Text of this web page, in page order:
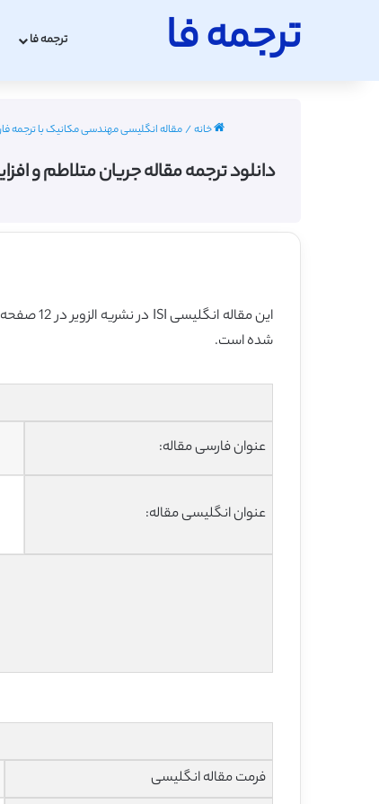
ترجمه فا ترجمه فا
خانه/مقاله انگلیسی مهندسی مکانیک با ترجمه فارسی 2022
دانلود ترجمه مقاله جریان متلاطم و افزایش
این مقاله انگلیسی ISI در نشریه الزویر در 12 صفحه در سال 2017 منتشر شده و ترجمه آن 24 صفحه میباشد. کیفیت ترجمه این مقاله ویژه – طلایی
شده است.
عنوان فارسی مقاله:
عنوان انگلیسی مقاله:
فرمت مقاله انگلیسی